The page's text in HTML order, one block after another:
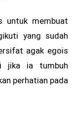
untuk membuat
yang sudah
agak egois
jika ia tumbuh
perhatian pada